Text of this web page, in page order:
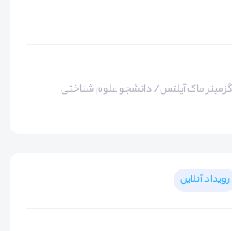
رویداد آنلاین
ماک آیلتس/ دانشجو علوم شناختی